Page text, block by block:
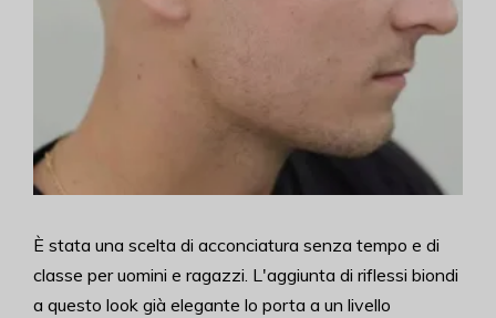
È stata una scelta di acconciatura senza tempo e di
classe per uomini e ragazzi. L'aggiunta di riflessi biondi
a questo look già elegante lo porta a un livello